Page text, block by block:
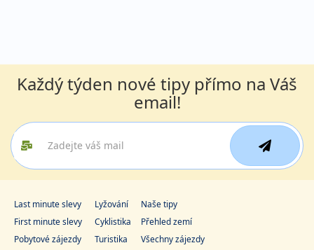
Každý týden nové tipy přímo na Váš
email!
Last minute slevy
First minute slevy
Pobytové zájezdy
Lyžování
Cyklistika
Turistika
Naše tipy
Přehled zemí
Všechny zájezdy